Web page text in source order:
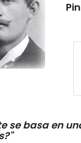
se basa en